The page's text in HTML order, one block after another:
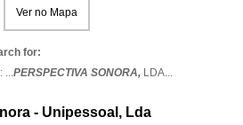
Ver no Mapa
for:
...PERSPECTIVA SONORA, LDA...
- Unipessoal, Lda